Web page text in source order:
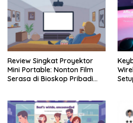
Review Singkat Proyektor
Mini Portable: Nonton Film
Serasa di Bioskop Pribadi